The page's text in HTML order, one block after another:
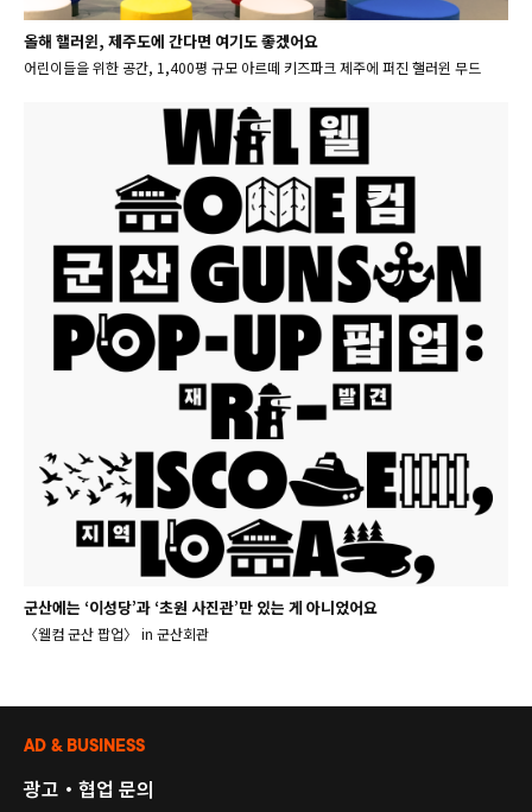
올해 핼러윈, 제주도에 간다면 여기도 좋겠어요
어린이들을 위한 공간, 1,400평 규모 아르떼 키즈파크 제주에 퍼진 핼러윈 무드
군산에는 ‘이성당’과 ‘초원 사진관’만 있는 게 아니었어요
〈웰컴 군산 팝업〉 in 군산회관
AD & BUSINESS
광고・협업 문의